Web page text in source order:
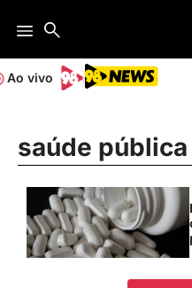
Ao vivo
saúde pública